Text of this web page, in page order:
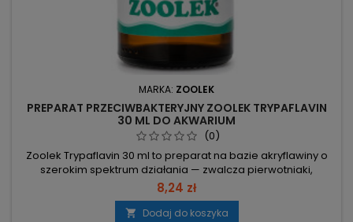
MARKA: ZOOLEK
PREPARAT PRZECIWBAKTERYJNY ZOOLEK TRYPAFLAVIN
30 ML DO AKWARIUM
(0)
Zoolek Trypaflavin 30 ml to preparat na bazie akryflawiny o
szerokim spektrum działania — zwalcza pierwotniaki,
bakterie i grzyby. Nadaje się do leczenia, profilaktyki oraz
dezynfekcji akwariów i ran ryb. Pojemność 30 ml – płynna
forma umożliwia precyzyjne dawkowanie. Szerokie spektrum
8,24 zł
 Dodaj do koszyka